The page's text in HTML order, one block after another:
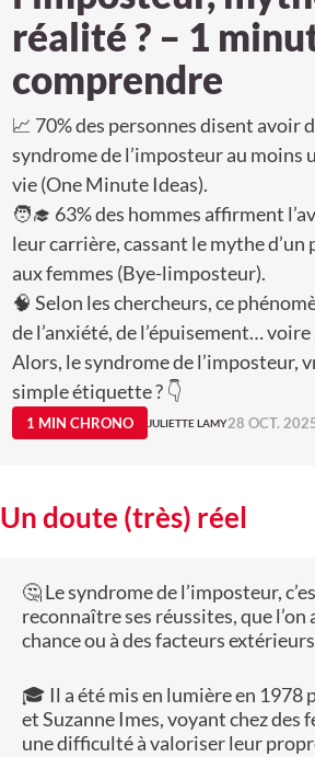
réalité ? – 1
comprendre
📈 70% des personnes disent avoir
syndrome de l’imposteur au moins
vie (One Minute Ideas).
🧑‍🎓 63% des hommes affirment
leur carrière, cassant le mythe
aux femmes (Bye-limposteur).
🧠 Selon les chercheurs, ce
de l’anxiété, de l’épuisement…
Alors, le syndrome de l’imposteur,
simple étiquette ? 👇
1 MIN CHRONO JULIETTE LAMY28 OCT.
Un doute (très) réel
🤔 Le syndrome de l’imposteur,
reconnaître ses réussites, que l’on
chance ou à des facteurs
🎓 Il a été mis en lumière en 1978
et Suzanne Imes, voyant chez des
une difficulté à valoriser leur